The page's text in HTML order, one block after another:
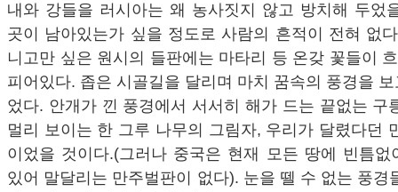
내와 강들을 러시아는 왜 농사짓지 않고 방치해 두었
곳이 남아있는가 싶을 정도로 사람의 흔적이 전혀 없
니고만 싶은 원시의 들판에는 마타리 등 온갖 꽃들이
피어있다. 좁은 시골길을 달리며 마치 꿈속의 풍경을
었다. 안개가 낀 풍경에서 서서히 해가 드는 끝없는 구
멀리 보이는 한 그루 나무의 그림자, 우리가 달렸다던
이었을 것이다.(그러나 중국은 현재 모든 땅에 빈틈없
있어 말달리는 만주벌판이 없다). 눈을 뗄 수 없는 풍경